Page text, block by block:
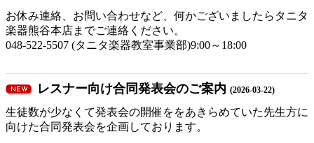
お休み連絡、お問い合わせなど、何かございましたらタニタ
楽器熊谷本店までご連絡ください。
048-522-5507 (タニタ楽器教室事業部)9:00～18:00
レスナー向け合同発表会のご案内 (2026-03-22)
生徒数が少なくて発表会の開催ををあきらめていた先生方に
向けた合同発表会を企画しております。